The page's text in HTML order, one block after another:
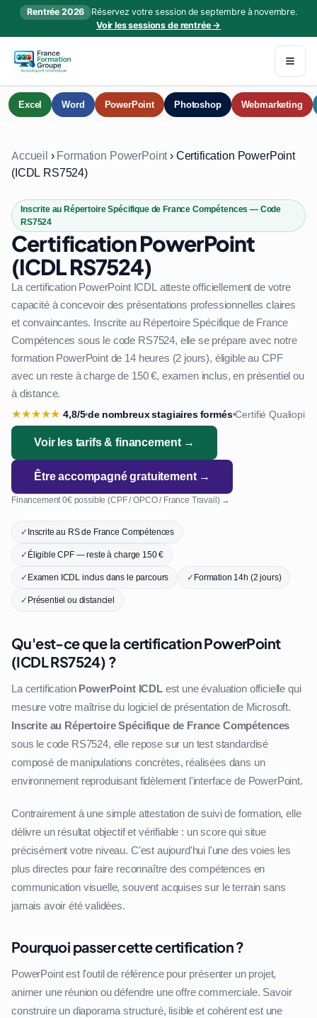
Rentrée 2026
Réservez votre session de septembre à novembre.
Voir les sessions de rentrée →
Excel Word PowerPoint Photoshop Webmarketing
Accueil › Formation PowerPoint›Certification PowerPoint
(ICDL RS7524)
Inscrite au Répertoire Spécifique de France Compétences — Code
RS7524
Certification PowerPoint
(ICDL RS7524)
La certification PowerPoint ICDL atteste officiellement de votre
capacité à concevoir des présentations professionnelles claires
et convaincantes. Inscrite au Répertoire Spécifique de France
Compétences sous le code RS7524, elle se prépare avec notre
formation PowerPoint de 14 heures (2 jours), éligible au CPF
avec un reste à charge de 150 €, examen inclus, en présentiel ou
à distance.
★★★★★ 4,8/5•de nombreux stagiaires formés•Certifié Qualiopi
Voir les tarifs & financement →
Être accompagné gratuitement →
Financement 0€ possible (CPF / OPCO / France Travail) →
✓Inscrite au RS de France Compétences
✓Éligible CPF — reste à charge 150 €
✓Examen ICDL inclus dans le parcours ✓Formation 14h (2 jours)
✓Présentiel ou distanciel
Qu'est-ce que la certification PowerPoint
(ICDL RS7524) ?
La certification PowerPoint ICDLest une évaluation officielle qui
mesure votre maîtrise du logiciel de présentation de Microsoft.
Inscrite au Répertoire Spécifique de France Compétences
sous le code RS7524, elle repose sur un test standardisé
composé de manipulations concrètes, réalisées dans un
environnement reproduisant fidèlement l'interface de PowerPoint.
Contrairement à une simple attestation de suivi de formation, elle
délivre un résultat objectif et vérifiable : un score qui situe
précisément votre niveau. C'est aujourd'hui l'une des voies les
plus directes pour faire reconnaître des compétences en
communication visuelle, souvent acquises sur le terrain sans
jamais avoir été validées.
Pourquoi passer cette certification ?
PowerPoint est l'outil de référence pour présenter un projet,
animer une réunion ou défendre une offre commerciale. Savoir
construire un diaporama structuré, lisible et cohérent est une